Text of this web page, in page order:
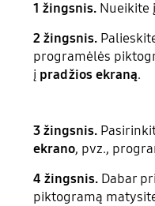
1 žingsnis. Nueikite į
2 žingsnis.
programėlės
į pradžios ekraną.
3 žingsnis.
ekrano, pvz.,
4 žingsnis. Dabar
piktogramą